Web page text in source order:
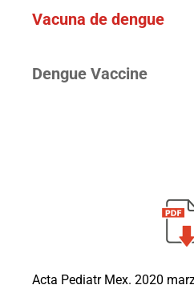
Vacuna de dengue
Dengue Vaccine
Acta Pediatr Mex. 2020